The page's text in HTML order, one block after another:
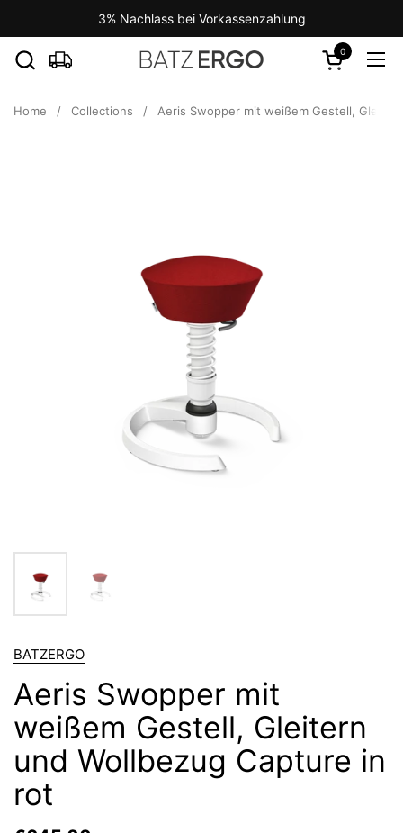
3% Nachlass bei Vorkassenzahlung
Open cart
0
Home / Collections / Aeris Swopper mit weißem Gestell,
BATZERGO
Aeris Swopper mit
weißem Gestell, Gleitern
und Wollbezug Capture in
rot